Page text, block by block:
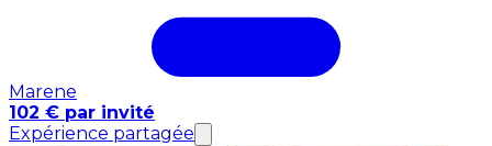
Marene
102 € par invité
Expérience partagée